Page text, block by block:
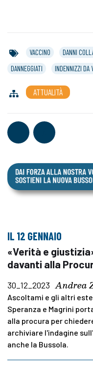
VACCINO DANNI
DANNEGGIATI
INDENNIZZI DA
ATTUALITÀ
IL 12 GENNAIO
«Verità e
davanti alla
30_12_2023 Andrea
Ascoltami e gli altri
Speranza e Magrini
alla procura per
archiviare l'indagine
anche la Bussola.